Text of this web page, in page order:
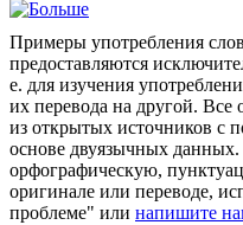
Примеры употребления
предоставляются
е. для изучения
их перевода на другой. Все
из открытых источников с
основе двуязычных
орфографическую,
оригинале или переводе,
проблеме" или напишите